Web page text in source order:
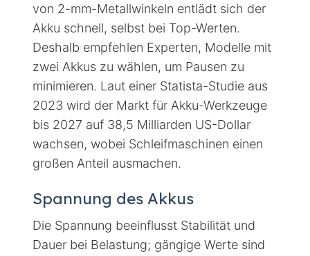
von 2-mm-Metallwinkeln entlädt sich der
Akku schnell, selbst bei Top-Werten.
Deshalb empfehlen Experten, Modelle mit
zwei Akkus zu wählen, um Pausen zu
minimieren. Laut einer Statista-Studie aus
2023 wird der Markt für Akku-Werkzeuge
bis 2027 auf 38,5 Milliarden US-Dollar
wachsen, wobei Schleifmaschinen einen
großen Anteil ausmachen.
Spannung des Akkus
Die Spannung beeinflusst Stabilität und
Dauer bei Belastung; gängige Werte sind